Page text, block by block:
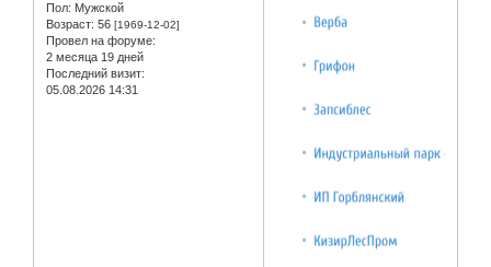
Пол: Мужской
Возраст: 56 [1969-12-02]
Провел на форуме:
2 месяца 19 дней
Последний визит:
05.08.2026 14:31